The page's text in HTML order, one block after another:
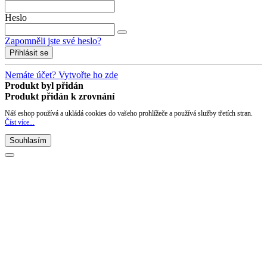
Heslo
Zapomněli jste své heslo?
Přihlásit se
Nemáte účet? Vytvořte ho zde
Produkt byl přidán
Produkt přidán k zrovnání
Náš eshop používá a ukládá cookies do vašeho prohlížeče a používá služby třetích stran.
Číst více...
Souhlasím